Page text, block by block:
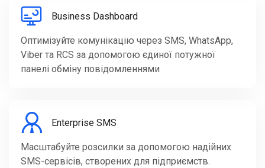
Business Dashboard
Оптимізуйте комунікацію через SMS, WhatsApp,
Viber та RCS за допомогою єдиної потужної
панелі обміну повідомленнями
Enterprise SMS
Масштабуйте розсилки за допомогою надійних
SMS-сервісів, створених для підприємств.